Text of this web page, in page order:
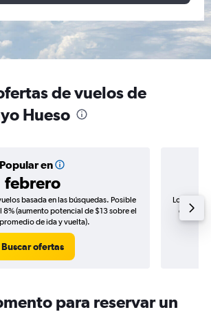
de vuelos de
Hueso
Popular en
febrero
basada en las búsquedas. Posible
(aumento potencial de $13 sobre el
de ida y vuelta).
Buscar ofertas
Los
de
para reservar un